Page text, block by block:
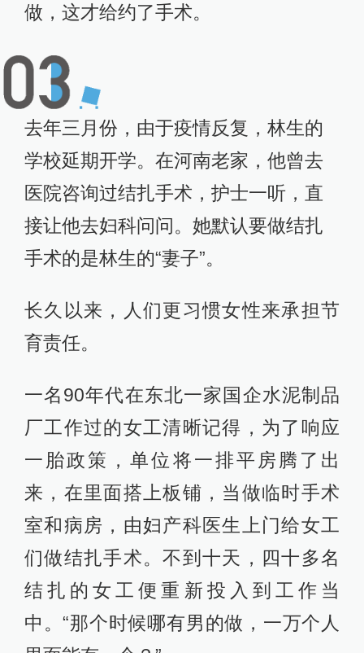
做，这才给约了手术。
去年三月份，由于疫情反复，林生的
学校延期开学。在河南老家，他曾去
医院咨询过结扎手术，护士一听，直
接让他去妇科问问。她默认要做结扎
手术的是林生的“妻子”。
长久以来，人们更习惯女性来承担节
育责任。
一名90年代在东北一家国企水泥制品
厂工作过的女工清晰记得，为了响应
一胎政策，单位将一排平房腾了出
来，在里面搭上板铺，当做临时手术
室和病房，由妇产科医生上门给女工
们做结扎手术。不到十天，四十多名
结扎的女工便重新投入到工作当
中。“那个时候哪有男的做，一万个人